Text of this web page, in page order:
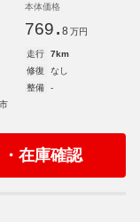
本体価格
769. 8 万円
走行
7km
修復
なし
整備
-
在庫確認